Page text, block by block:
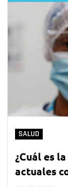
SALUD
¿Cuál es
actuales